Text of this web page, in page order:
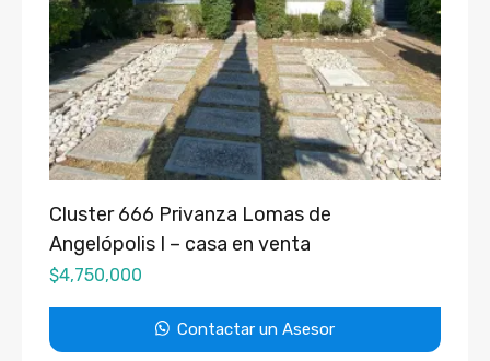
Cluster 666 Privanza Lomas de
Angelópolis I – casa en venta
$4,750,000
Contactar un Asesor